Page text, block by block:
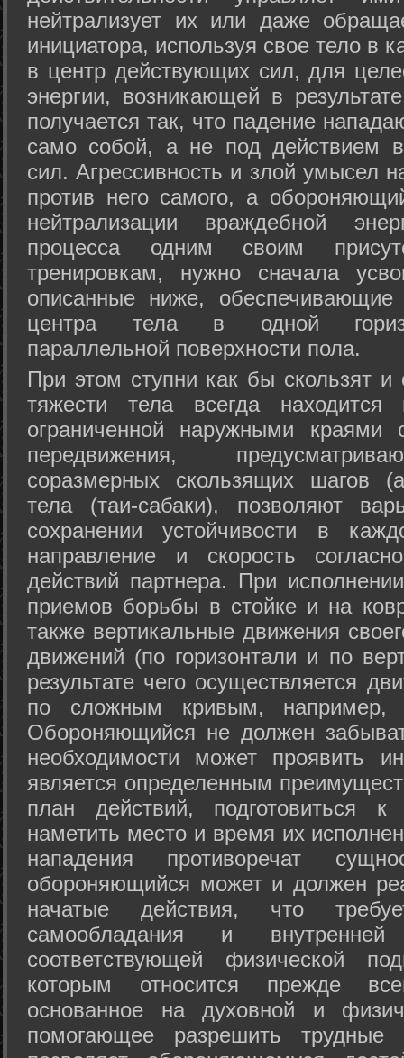
нейтрализует их или даже
инициатора, используя свое тело в
в центр действующих сил, для
энергии, возникающей в
получается так, что падение
само собой, а не под действием
сил. Агрессивность и злой умысел
против него самого, а
нейтрализации враждебной
процесса одним своим
тренировкам, нужно сначала
описанные ниже, обеспечивающие
центра тела в одной
параллельной поверхности пола.
При этом ступни как бы скользят
тяжести тела всегда
ограниченной наружными краями
передвижения,
соразмерных скользящих шагов
тела (таи-сабаки), позволяют
сохранении устойчивости в
направление и скорость
действий партнера. При
приемов борьбы в стойке и на
также вертикальные движения
движений (по горизонтали и по
результате чего осуществляется
по сложным кривым, например,
Обороняющийся не должен
необходимости может проявить
является определенным
план действий, подготовиться
наметить место и время их
нападения противоречат
обороняющийся может и должен
начатые действия, что
самообладания и
соответствующей физической
которым относится прежде
основанное на духовной и
помогающее разрешить